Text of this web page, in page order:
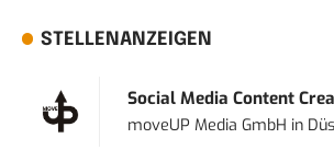
STELLENANZEIGEN
Social Media Content
moveUP Media GmbH in